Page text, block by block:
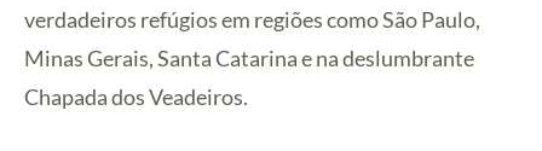
verdadeiros refúgios em regiões como São Paulo,
Minas Gerais, Santa Catarina e na deslumbrante
Chapada dos Veadeiros.